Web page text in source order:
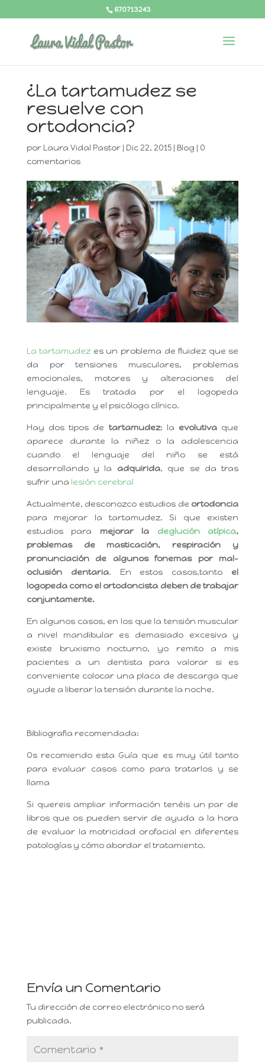
670713243
¿La tartamudez se
resuelve con
ortodoncia?
por Laura Vidal Pastor| Dic 22, 2015| Blog | 0
comentarios
La tartamudez es un problema de fluidez que se
da por tensiones musculares, problemas
emocionales, motores y alteraciones del
lenguaje. Es tratada por el logopeda
principalmente y el psicólogo clínico.
Hay dos tipos de tartamudez: la evolutiva que
aparece durante la niñez o la adolescencia
cuando el lenguaje del niño se está
desarrollando y la adquirida, que se da tras
sufrir una lesión cerebral
Actualmente, desconozco estudios de ortodoncia
para mejorar la tartamudez. Si que existen
estudios para mejorar la deglución atípica,
problemas de masticación, respiración y
pronunciación de algunos fonemas por mal-
oclusión dentaria. En estos casos,tanto el
logopeda como el ortodoncista deben de trabajar
conjuntamente.
En algunos casos, en los que la tensión muscular
a nivel mandibular es demasiado excesiva y
existe bruxismo nocturno, yo remito a mis
pacientes a un dentista para valorar si es
conveniente colocar una placa de descarga que
ayude a liberar la tensión durante la noche.
Bibliografia recomendada:
Os recomiendo esta Guía que es muy útil tanto
para evaluar casos como para tratarlos y se
llama
Si quereis ampliar información tenéis un par de
libros que os pueden servir de ayuda a la hora
de evaluar la motricidad orofacial en diferentes
patologías y cómo abordar el tratamiento.
Envía un Comentario
Tu dirección de correo electrónico no será
publicada.